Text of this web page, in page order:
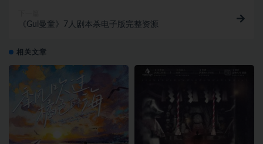
《Gui曼童》7人剧本杀电子版完整资源
相关文章